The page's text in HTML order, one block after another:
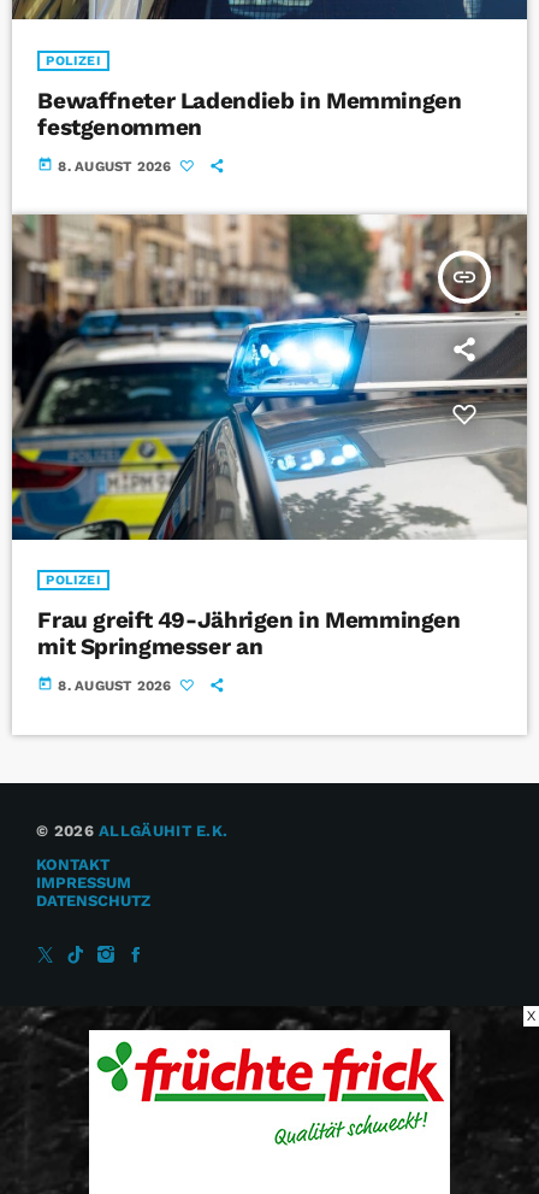
POLIZEI
Bewaffneter Ladendieb in Memmingen
festgenommen
today 8. AUGUST 2026
insert_link
POLIZEI
Frau greift 49-Jährigen in Memmingen
mit Springmesser an
today 8. AUGUST 2026
© 2026ALLGÄUHIT E.K.
KONTAKT
IMPRESSUM
DATENSCHUTZ
X